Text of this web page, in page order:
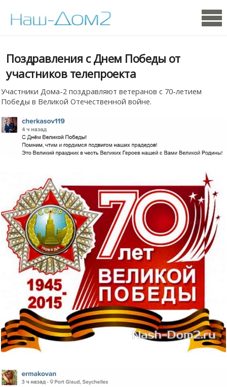
Поздравления с Днем Победы от
участников телепроекта
Участники Дома-2 поздравляют ветеранов с 70-летием
Победы в Великой Отечественной войне.